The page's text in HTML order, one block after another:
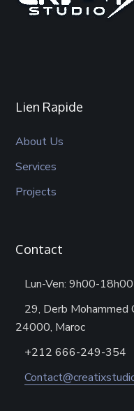
Lien Rapide
About Us
Services
Projects
Contact
Lun-Ven: 9h00-
29, Derb Mohammed
24000, Maroc
+212 666-249-354